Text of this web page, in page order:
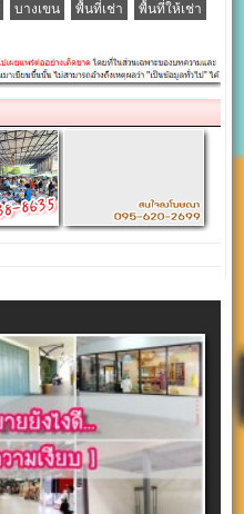
บางเขน พื้นที่เช่า
พื้นที่ให้เช่า